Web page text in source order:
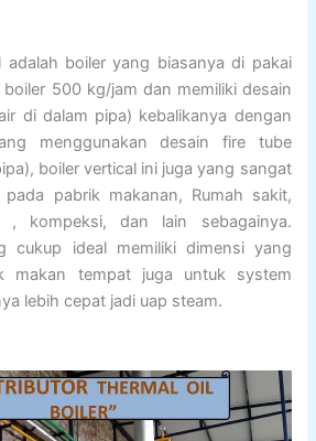
adalah boiler yang biasanya di pakai
500 kg/jam dan memiliki desain
di dalam pipa) kebalikanya dengan
menggunakan desain fire tube
boiler vertical ini juga yang sangat
pabrik makanan, Rumah sakit,
, kompeksi, dan lain sebagainya.
cukup ideal memiliki dimensi yang
makan tempat juga untuk system
lebih cepat jadi uap steam.